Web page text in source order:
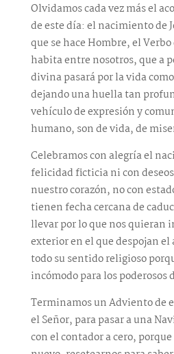
Olvidamos cada vez más el
de este día: el nacimiento de
que se hace Hombre, el
habita entre nosotros, que a
divina pasará por la vida
dejando una huella tan
vehículo de expresión y
humano, son de vida, de
Celebramos con alegría el
felicidad ficticia ni con
nuestro corazón, no con
tienen fecha cercana de
llevar por lo que nos quieran
exterior en el que despojan
todo su sentido religioso
incómodo para los poderosos
Terminamos un Adviento de
el Señor, para pasar a una
con el contador a cero,